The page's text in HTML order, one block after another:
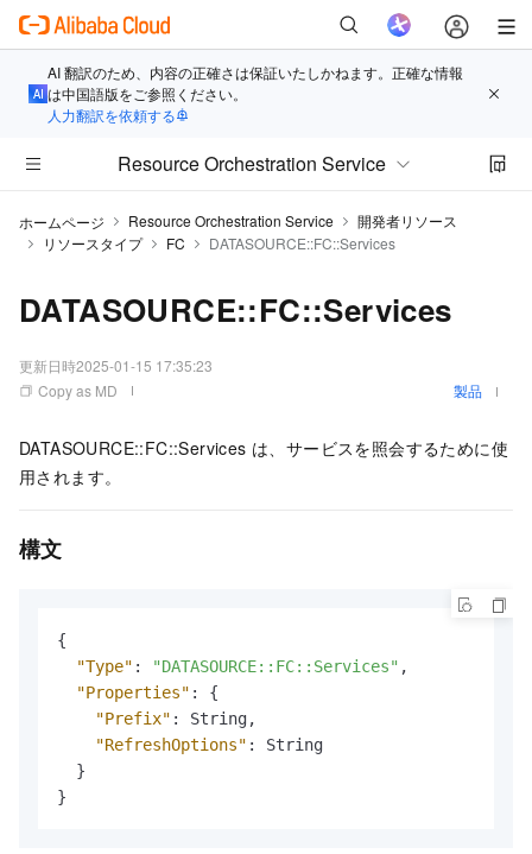
AI 翻訳のため、内容の正確さは保証いたしかねます。正確な情報
は中国語版をご参照ください。
人力翻訳を依頼する
Resource Orchestration Service
ホームページ Resource Orchestration Service
開発者リソース
リソースタイプ
FC DATASOURCE::FC::Services
DATASOURCE::FC::Services
更新日時2025-01-15 17:35:23
Copy as MD
製品
DATASOURCE::FC::Services は、サービスを照会するために使
用されます。
構文
{
"Type" : "DATASOURCE::FC::Services" ,
"Properties" :
{
"Prefix" : String,
"RefreshOptions" :
String
}
}